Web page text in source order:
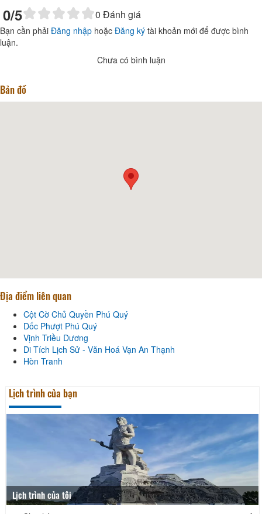
0/5 0 Đánh giá
Bạn cần phải Đăng nhập hoặc Đăng ký tài khoản mới để được bình
luận.
Chưa có bình luận
Bản đồ
Địa điểm liên quan
Cột Cờ Chủ Quyền Phú Quý
Dốc Phượt Phú Quý
Vịnh Triều Dương
Di Tích Lịch Sử - Văn Hoá Vạn An Thạnh
Hòn Tranh
Lịch trình của bạn
Lịch trình của tôi